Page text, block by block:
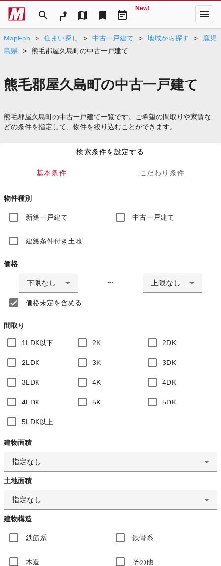
search map bookmark event_note
New! menu
MapFan > 住まい探し > 中古一戸建て > 地域から探す >
鹿児
島県
> 熊毛郡屋久島町の中古一戸建て
熊毛郡屋久島町の中古一戸建て
熊毛郡屋久島町の中古一戸建て一覧です。ご希望の間取りや家賃な
どの条件を指定して、物件を絞り込むことができます。
検索条件を設定する
基本条件 こだわり条件
物件種別
新築一戸建て 中古一戸建て
建築条件付き土地
価格
下限なし 〜 上限なし
価格未定を含める
間取り
1LDK以下 2K 2DK
2LDK 3K 3DK
3LDK 4K 4DK
4LDK 5K 5DK
5LDK以上
建物面積
指定なし
土地面積
指定なし
建物構造
鉄筋系 鉄骨系
木造 その他